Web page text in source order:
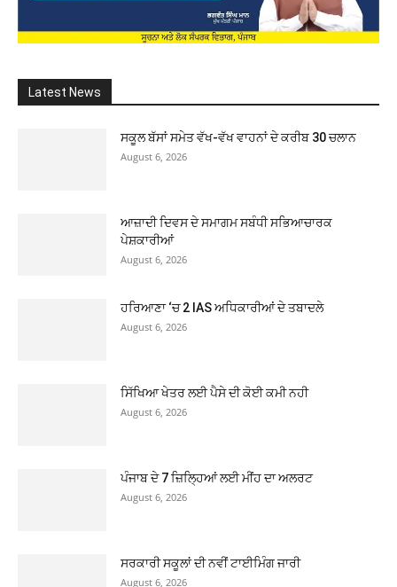
Latest News
ਸਕੂਲ ਬੱਸਾਂ ਸਮੇਤ ਵੱਖ-ਵੱਖ ਵਾਹਨਾਂ ਦੇ ਕਰੀਬ 30 ਚਲਾਨ
August 6, 2026
ਆਜ਼ਾਦੀ ਦਿਵਸ ਦੇ ਸਮਾਗਮ ਸਬੰਧੀ ਸਭਿਆਚਾਰਕ
ਪੇਸ਼ਕਾਰੀਆਂ
August 6, 2026
ਹਰਿਆਣਾ ‘ਚ 2 IAS ਅਧਿਕਾਰੀਆਂ ਦੇ ਤਬਾਦਲੇ
August 6, 2026
ਸਿੱਖਿਆ ਖੇਤਰ ਲਈ ਪੈਸੇ ਦੀ ਕੋਈ ਕਮੀ ਨਹੀ
August 6, 2026
ਪੰਜਾਬ ਦੇ 7 ਜ਼ਿਲ੍ਹਿਆਂ ਲਈ ਮੀਂਹ ਦਾ ਅਲਰਟ
August 6, 2026
ਸਰਕਾਰੀ ਸਕੂਲਾਂ ਦੀ ਨਵੀਂ ਟਾਈਮਿੰਗ ਜਾਰੀ
August 6, 2026